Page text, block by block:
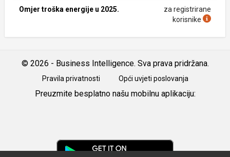
Omjer troška energije u 2025.
za registrirane
korisnike
© 2026 - Business Intelligence. Sva prava pridržana.
Pravila privatnosti Opći uvjeti poslovanja
Preuzmite besplatno našu mobilnu aplikaciju: